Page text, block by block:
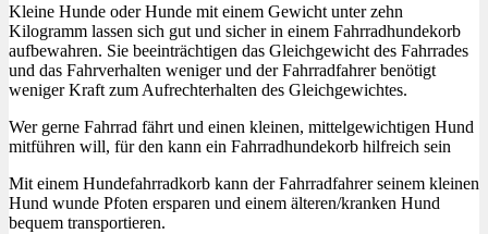
Kleine Hunde oder Hunde mit einem Gewicht unter zehn
Kilogramm lassen sich gut und sicher in einem Fahrradhundekorb
aufbewahren. Sie beeinträchtigen das Gleichgewicht des Fahrrades
und das Fahrverhalten weniger und der Fahrradfahrer benötigt
weniger Kraft zum Aufrechterhalten des Gleichgewichtes.
Wer gerne Fahrrad fährt und einen kleinen, mittelgewichtigen Hund
mitführen will, für den kann ein Fahrradhundekorb hilfreich sein
Mit einem Hundefahrradkorb kann der Fahrradfahrer seinem kleinen
Hund wunde Pfoten ersparen und einem älteren/kranken Hund
bequem transportieren.